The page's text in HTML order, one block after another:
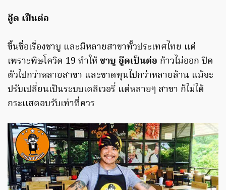
อู๊ด เป็นต่อ
ขึ้นชื่อเรื่องชาบู และมีหลายสาขาทั้วประเทศไทย แต่
เพราะพิษโควิด 19 ทำให้ ชาบู อู๊ดเป็นต่อ ก้าวไม่ออก ปิด
ตัวไปกว่าหลายสาขา และขาดทุนไปกว่าหลายล้าน แม้จะ
ปรับเปลี่ยนเป็นระบบเดลิเวอรี่ แต่หลายๆ สาขา ก็ไม่ได้
กระแสตอบรับเท่าที่ควร